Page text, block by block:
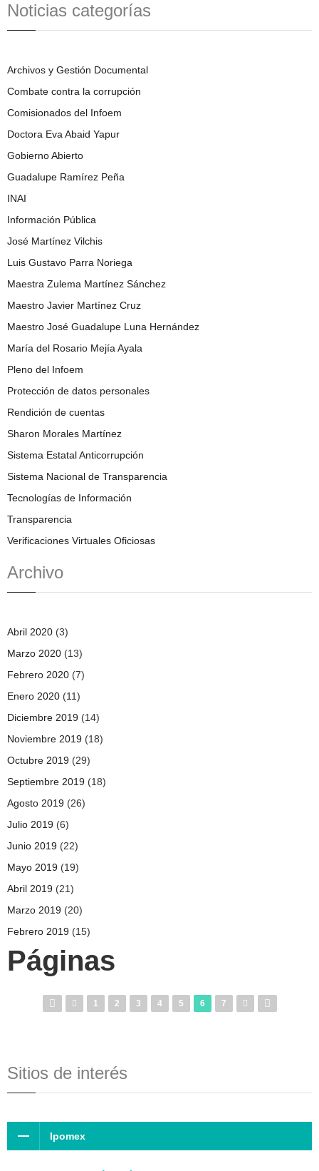
Noticias categorías
Archivos y Gestión Documental
Combate contra la corrupción
Comisionados del Infoem
Doctora Eva Abaid Yapur
Gobierno Abierto
Guadalupe Ramírez Peña
INAI
Información Pública
José Martínez Vilchis
Luis Gustavo Parra Noriega
Maestra Zulema Martínez Sánchez
Maestro Javier Martínez Cruz
Maestro José Guadalupe Luna Hernández
María del Rosario Mejía Ayala
Pleno del Infoem
Protección de datos personales
Rendición de cuentas
Sharon Morales Martínez
Sistema Estatal Anticorrupción
Sistema Nacional de Transparencia
Tecnologías de Información
Transparencia
Verificaciones Virtuales Oficiosas
Archivo
Abril 2020 (3)
Marzo 2020 (13)
Febrero 2020 (7)
Enero 2020 (11)
Diciembre 2019 (14)
Noviembre 2019 (18)
Octubre 2019 (29)
Septiembre 2019 (18)
Agosto 2019 (26)
Julio 2019 (6)
Junio 2019 (22)
Mayo 2019 (19)
Abril 2019 (21)
Marzo 2019 (20)
Febrero 2019 (15)
Páginas
1 2 3 4 5 6 7
Sitios de interés
Ipomex